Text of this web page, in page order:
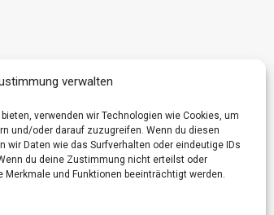
verwalten
verwenden wir Technologien wie Cookies, um
und/oder darauf zuzugreifen. Wenn du diesen
wir Daten wie das Surfverhalten oder eindeutige IDs
du deine Zustimmung nicht erteilst oder
und Funktionen beeinträchtigt werden.